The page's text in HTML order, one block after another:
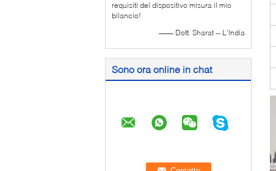
requisiti del dispositivo misura il mio
bilancio!
—— Dott. Sharat -- L'India
Sono ora online in chat